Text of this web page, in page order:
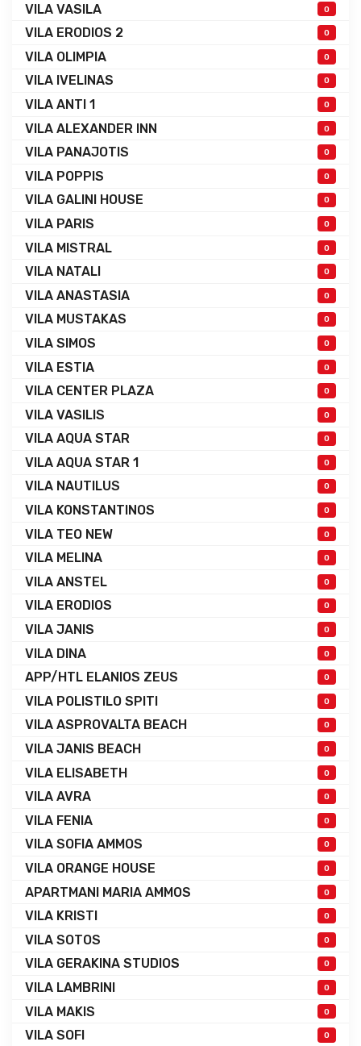
VILA VASILA 0
VILA ERODIOS 2 0
VILA OLIMPIA 0
VILA IVELINAS 0
VILA ANTI 1 0
VILA ALEXANDER INN 0
VILA PANAJOTIS 0
VILA POPPIS 0
VILA GALINI HOUSE 0
VILA PARIS 0
VILA MISTRAL 0
VILA NATALI 0
VILA ANASTASIA 0
VILA MUSTAKAS 0
VILA SIMOS 0
VILA ESTIA 0
VILA CENTER PLAZA 0
VILA VASILIS 0
VILA AQUA STAR 0
VILA AQUA STAR 1 0
VILA NAUTILUS 0
VILA KONSTANTINOS 0
VILA TEO NEW 0
VILA MELINA 0
VILA ANSTEL 0
VILA ERODIOS 0
VILA JANIS 0
VILA DINA 0
APP/HTL ELANIOS ZEUS 0
VILA POLISTILO SPITI 0
VILA ASPROVALTA BEACH 0
VILA JANIS BEACH 0
VILA ELISABETH 0
VILA AVRA 0
VILA FENIA 0
VILA SOFIA AMMOS 0
VILA ORANGE HOUSE 0
APARTMANI MARIA AMMOS 0
VILA KRISTI 0
VILA SOTOS 0
VILA GERAKINA STUDIOS 0
VILA LAMBRINI 0
VILA MAKIS 0
VILA SOFI 0